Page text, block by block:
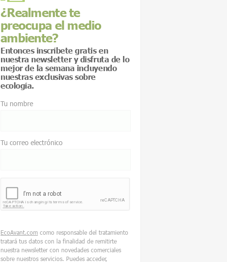
¿Realmente te
preocupa el medio
ambiente?
Entonces inscríbete gratis en
nuestra newsletter y disfruta de lo
mejor de la semana incluyendo
nuestras exclusivas sobre
ecología.
Tu nombre
Tu correo electrónico
EcoAvant.com como responsable del tratamiento
tratará tus datos con la finalidad de remitirte
nuestra newsletter con novedades comerciales
sobre nuestros servicios. Puedes acceder,